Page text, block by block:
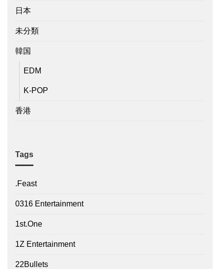
日本
未分類
韓国
EDM
K-POP
香港
Tags
.Feast
0316 Entertainment
1st.One
1Z Entertainment
22Bullets